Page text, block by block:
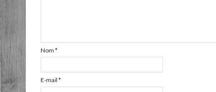
Nom *
E-mail *